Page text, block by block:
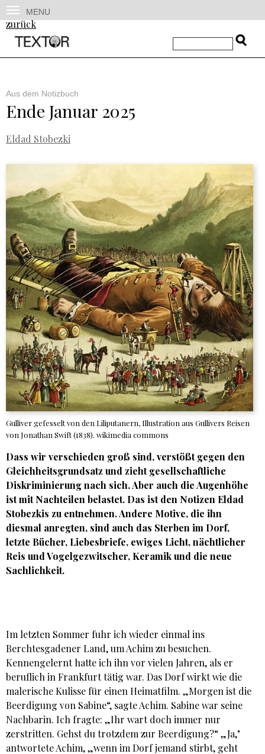
MENU
zurück
Aus dem Notizbuch
Ende Januar 2025
Eldad Stobezki
Gulliver gefesselt von den Liliputanern, Illustration aus Gullivers Reisen
von Jonathan Swift (1838). wikimedia commons
Dass wir verschieden groß sind, verstößt gegen den
Gleichheitsgrundsatz und zieht gesellschaftliche
Diskriminierung nach sich. Aber auch die Augenhöhe
ist mit Nachteilen belastet. Das ist den Notizen Eldad
Stobezkis zu entnehmen. Andere Motive, die ihn
diesmal anregten, sind auch das Sterben im Dorf,
letzte Bücher, Liebesbriefe, ewiges Licht, nächtlicher
Reis und Vogelgezwitscher, Keramik und die neue
Sachlichkeit.
Im letzten Sommer fuhr ich wieder einmal ins
Berchtesgadener Land, um Achim zu besuchen.
Kennengelernt hatte ich ihn vor vielen Jahren, als er
beruflich in Frankfurt tätig war. Das Dorf wirkt wie die
malerische Kulisse für einen Heimatfilm. „Morgen ist die
Beerdigung von Sabine“, sagte Achim. Sabine war seine
Nachbarin. Ich fragte: „Ihr wart doch immer nur
zerstritten. Gehst du trotzdem zur Beerdigung?“ „Ja,"
antwortete Achim, „wenn im Dorf jemand stirbt, geht